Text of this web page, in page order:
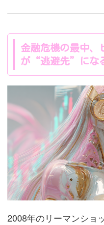
金融危機の最中、
が“逃避先”にな
2008年のリーマンショ